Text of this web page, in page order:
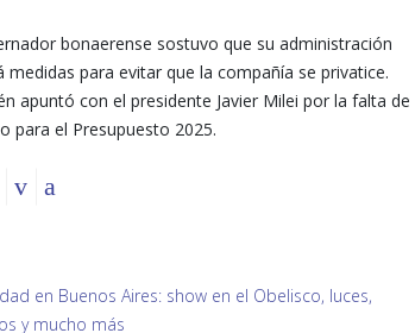
bonaerense sostuvo que su administración
medidas para evitar que la compañía se privatice.
apuntó con el presidente Javier Milei por la falta de
para el Presupuesto 2025.